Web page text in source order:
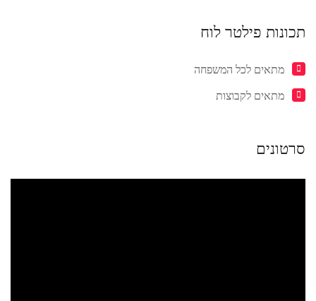
תכונות פילטר לוח
מתאים לכל המשפחה
מתאים לקבוצות
סרטונים